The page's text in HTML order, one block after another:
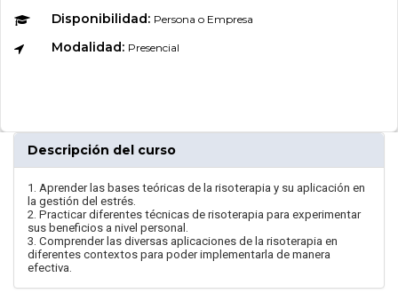
Disponibilidad: Persona o Empresa
Modalidad: Presencial
Descripción del curso
1. Aprender las bases teóricas de la risoterapia y su aplicación en
la gestión del estrés.
2. Practicar diferentes técnicas de risoterapia para experimentar
sus beneficios a nivel personal.
3. Comprender las diversas aplicaciones de la risoterapia en
diferentes contextos para poder implementarla de manera
efectiva.